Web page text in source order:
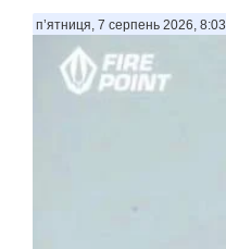
п’ятниця, 7 серпень 2026, 8:03